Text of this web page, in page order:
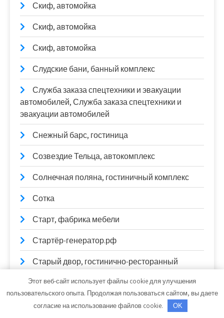
Скиф, автомойка
Скиф, автомойка
Скиф, автомойка
Слудские бани, банный комплекс
Служба заказа спецтехники и эвакуации
автомобилей, Служба заказа спецтехники и
эвакуации автомобилей
Снежный барс, гостиница
Созвездие Тельца, автокомплекс
Солнечная поляна, гостиничный комплекс
Сотка
Старт, фабрика мебели
Стартёр-генератор.рф
Старый двор, гостинично-ресторанный
СТО
Этот веб-сайт использует файлы cookie для улучшения
пользовательского опыта. Продолжая пользоваться сайтом, вы даете
согласие на использование файлов cookie.
OK